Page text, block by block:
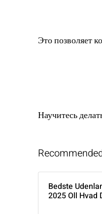
Это позволяет
Научитесь
Bedste
2025 Oll Hvad